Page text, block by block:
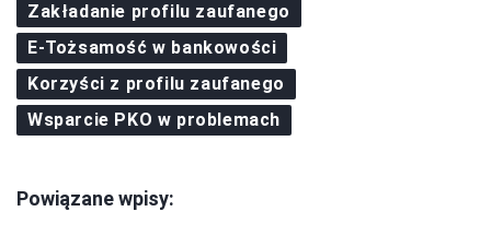
Zakładanie profilu zaufanego
E-Tożsamość w bankowości
Korzyści z profilu zaufanego
Wsparcie PKO w problemach
Powiązane wpisy: